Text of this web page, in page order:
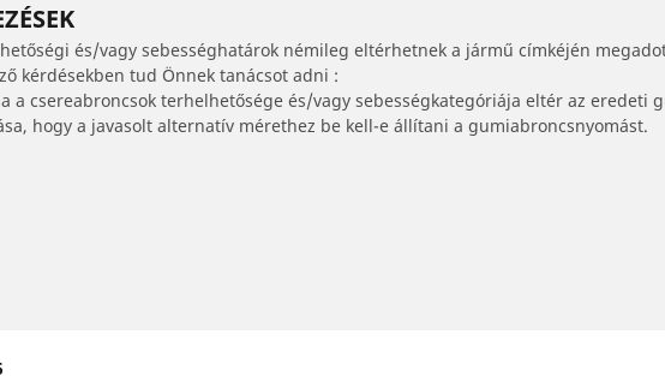
és/vagy sebességhatárok némileg eltérhetnek a jármű címkéjén
kérdésekben tud Önnek tanácsot adni :
a csereabroncsok terhelhetősége és/vagy sebességkategóriája eltér az eredeti
hogy a javasolt alternatív mérethez be kell-e állítani a gumiabroncsnyomást.